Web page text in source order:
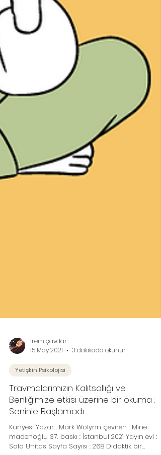
İrem çavdar
15 May 2021
3 dakikada okunur
Yetişkin Psikolojisi
Travmalarımızın Kalıtsallığı ve